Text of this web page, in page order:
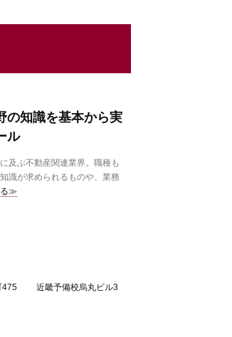
の知識を基本から実
ル
及ぶ不動産関連業界。職種も
識が求められるものや、業務
る≫
475 近畿予備校烏丸ビル3